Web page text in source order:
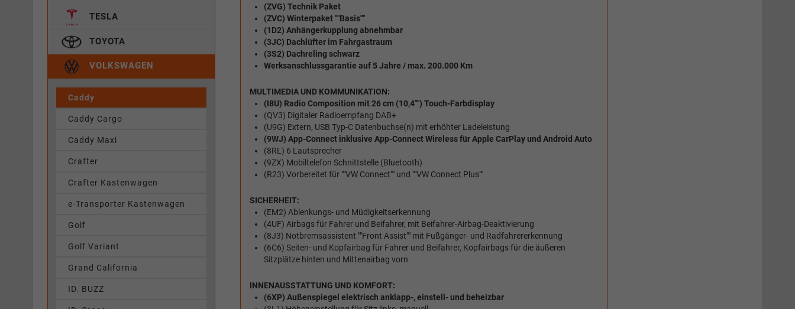
(ZVG) Technik Paket
(ZVC) Winterpaket ""Basis""
(1D2) Anhängerkupplung abnehmbar
(3JC) Dachlüfter im Fahrgastraum
(3S2) Dachreling schwarz
Werksanschlussgarantie auf 5 Jahre / max. 200.000 Km
MULTIMEDIA UND KOMMUNIKATION:
(I8U) Radio Composition mit 26 cm (10,4"") Touch-Farbdisplay
(QV3) Digitaler Radioempfang DAB+
(U9G) Extern, USB Typ-C Datenbuchse(n) mit erhöhter Ladeleistung
(9WJ) App-Connect inklusive App-Connect Wireless für Apple CarPlay und Android Auto
(8RL) 6 Lautsprecher
(9ZX) Mobiltelefon Schnittstelle (Bluetooth)
(R23) Vorbereitet für ""VW Connect"" und ""VW Connect Plus""
SICHERHEIT:
(EM2) Ablenkungs- und Müdigkeitserkennung
(4UF) Airbags für Fahrer und Beifahrer, mit Beifahrer-Airbag-Deaktivierung
(8J3) Notbremsassistent ""Front Assist"" mit Fußgänger- und Radfahrererkennung
(6C6) Seiten- und Kopfairbag für Fahrer und Beifahrer, Kopfairbags für die äußeren
Sitzplätze hinten und Mittenairbag vorn
INNENAUSSTATTUNG UND KOMFORT:
(6XP) Außenspiegel elektrisch anklapp-, einstell- und beheizbar
TESLA
TOYOTA
VOLKSWAGEN
Caddy
Caddy Cargo
Caddy Maxi
Crafter
Crafter Kastenwagen
e-Transporter Kastenwagen
Golf
Golf Variant
Grand California
ID. BUZZ